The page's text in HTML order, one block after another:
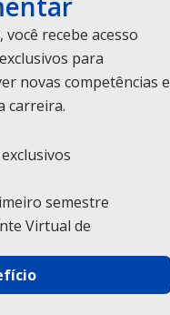
recebe acesso
para
novas competências e
carreira.
semestre
Virtual de